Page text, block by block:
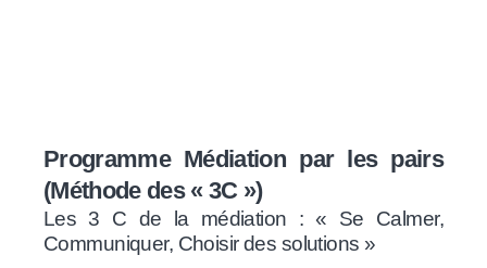
Programme Médiation par les pairs
(Méthode des « 3C »)
Les 3 C de la médiation : « Se Calmer,
Communiquer, Choisir des solutions »